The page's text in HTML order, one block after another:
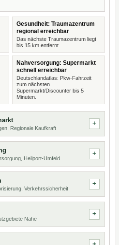
Gesundheit: Traumazentrum
regional erreichbar
Das nächste Traumazentrum liegt
bis 15 km entfernt.
Nahversorgung: Supermarkt
schnell erreichbar
Deutschlandatlas: Pkw-Fahrzeit
zum nächsten
Supermarkt/Discounter bis 5
Minuten.
Regionale Kaufkraft
Heliport-Umfeld
Verkehrssicherheit
Nähe